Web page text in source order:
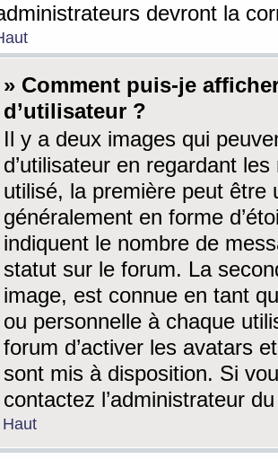
devront la
» Comment puis-je
d’utilisateur ?
Il y a deux images qui
d’utilisateur en regardant
utilisé, la première peut être
généralement en forme
indiquent le nombre de
statut sur le forum. La
image, est connue en tant
ou personnelle à chaque
forum d’activer les avatars
sont mis à disposition. Si
contactez l’administrateur
Haut